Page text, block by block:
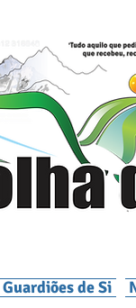
de Si